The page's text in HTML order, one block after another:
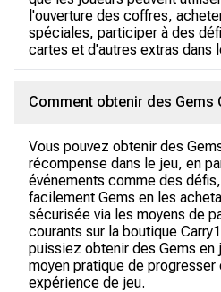
l'ouverture des coffres,
spéciales, participer à des
cartes et d'autres extras dans
Comment obtenir des Gems
Vous pouvez obtenir des
récompense dans le jeu, en
événements comme des
facilement Gems en les
sécurisée via les moyens de
courants sur la boutique
puissiez obtenir des Gems en
moyen pratique de
expérience de jeu.